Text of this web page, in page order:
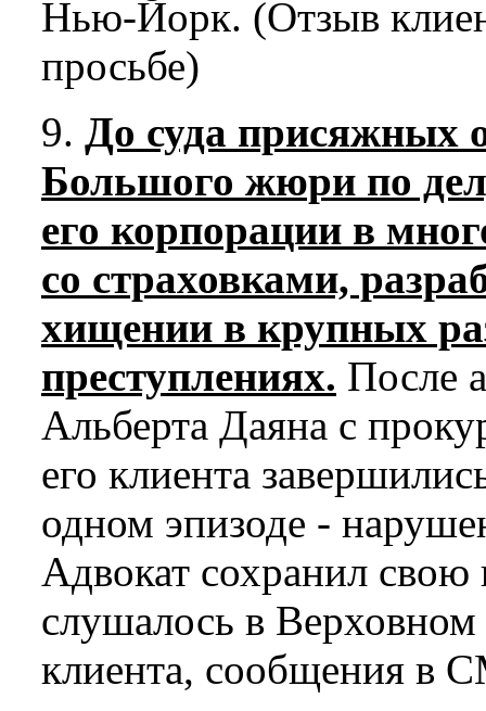
Нью-Йорк. (Отзыв
просьбе)
9. До суда присяжных
Большого жюри по
его корпорации в
со страховками,
хищении в крупных
преступлениях. После
Альберта Даяна с
его клиента
одном эпизоде -
Адвокат сохранил
слушалось в
клиента, сообщения в